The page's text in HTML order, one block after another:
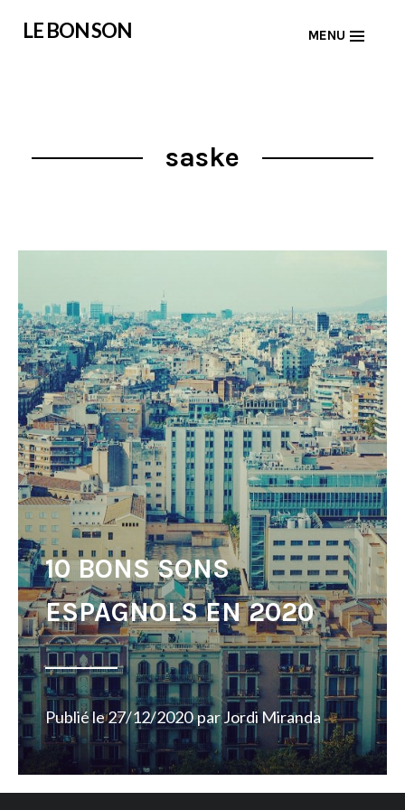
LE BON SON MENU
saske
10 BONS SONS
ESPAGNOLS EN 2020
Publié le27/12/2020 parJordi Miranda